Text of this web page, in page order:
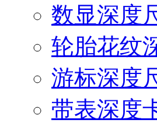
数显深度
轮胎花纹
游标深度
带表深度